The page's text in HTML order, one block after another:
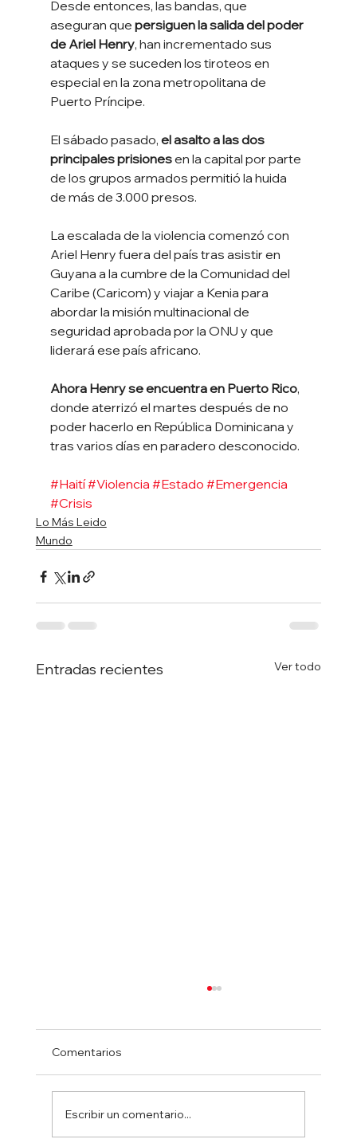
Desde entonces, las bandas, que
aseguran que persiguen la salida del poder
de Ariel Henry, han incrementado sus
ataques y se suceden los tiroteos en
especial en la zona metropolitana de
Puerto Príncipe.
El sábado pasado, el asalto a las dos
principales prisiones en la capital por parte
de los grupos armados permitió la huida
de más de 3.000 presos.
La escalada de la violencia comenzó con
Ariel Henry fuera del país tras asistir en
Guyana a la cumbre de la Comunidad del
Caribe (Caricom) y viajar a Kenia para
abordar la misión multinacional de
seguridad aprobada por la ONU y que
liderará ese país africano.
Ahora Henry se encuentra en Puerto Rico,
donde aterrizó el martes después de no
poder hacerlo en República Dominicana y
tras varios días en paradero desconocido.
#Haití#Violencia #Estado #Emergencia
#Crisis
Lo Más Leido
Mundo
Entradas recientes Ver todo
Comentarios
Escribir un comentario...